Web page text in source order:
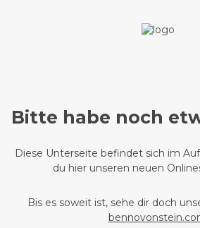
Bitte habe noch
Diese Unterseite befindet sich im
du hier unseren neuen
Bis es soweit ist, sehe dir doch